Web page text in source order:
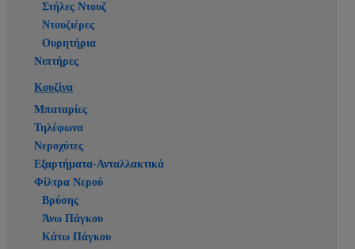
Στήλες Ντουζ
Ντουζιέρες
Ουρητήρια
Νιπτήρες
Κουζίνα
Μπαταρίες
Τηλέφωνα
Νεροχύτες
Εξαρτήματα-Ανταλλακτικά
Φίλτρα Νερού
Βρύσης
Άνω Πάγκου
Κάτω Πάγκου